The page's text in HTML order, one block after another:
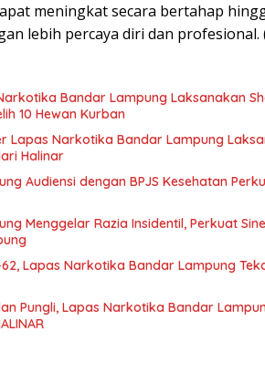
meningkat secara bertahap
lebih percaya diri dan profesional.
Lampung Laksanakan Sholat
10 Hewan Kurban
Lapas Narkotika Bandar Lampung
Halinar
Audiensi dengan BPJS Kesehatan
Menggelar Razia Insidentil, Perkuat
Lapas Narkotika Bandar Lampung
Pungli, Lapas Narkotika Bandar